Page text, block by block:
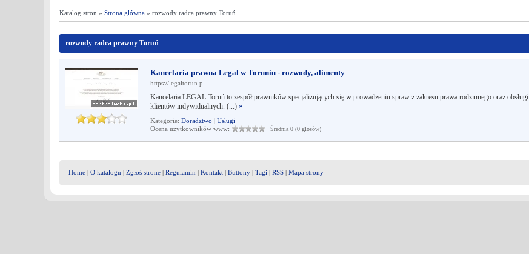
Katalog stron » Strona główna » rozwody radca prawny Toruń
rozwody radca prawny Toruń
Kancelaria prawna Legal w Toruniu - rozwody, alimenty
https://legaltorun.pl
Kancelaria LEGAL Toruń to zespół prawników specjalizujących się w prowadzeniu spraw z zakresu prawa rodzinnego oraz obsługi
klientów indywidualnych. (...) »
Kategorie: Doradztwo | Usługi
Ocena użytkowników www:
Średnia 0 (0 głosów)
Home | O katalogu | Zgłoś stronę | Regulamin | Kontakt | Buttony | Tagi | RSS | Mapa strony